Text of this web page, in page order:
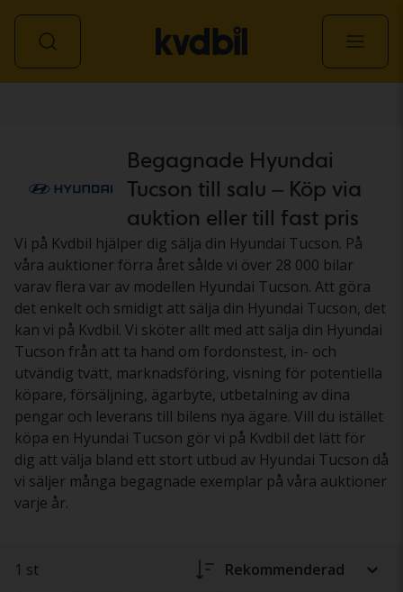
Begagnade Hyundai
Tucson till salu – Köp via
auktion eller till fast pris
Vi på Kvdbil hjälper dig sälja din Hyundai Tucson. På
våra auktioner förra året sålde vi över 28 000 bilar
varav flera var av modellen Hyundai Tucson. Att göra
det enkelt och smidigt att sälja din Hyundai Tucson, det
kan vi på Kvdbil. Vi sköter allt med att sälja din Hyundai
Tucson från att ta hand om fordonstest, in- och
utvändig tvätt, marknadsföring, visning för potentiella
köpare, försäljning, ägarbyte, utbetalning av dina
pengar och leverans till bilens nya ägare. Vill du istället
köpa en Hyundai Tucson gör vi på Kvdbil det lätt för
dig att välja bland ett stort utbud av Hyundai Tucson då
vi säljer många begagnade exemplar på våra auktioner
varje år.
1 st Rekommenderad